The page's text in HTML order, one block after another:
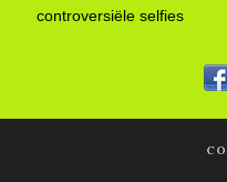
controversiële selfies